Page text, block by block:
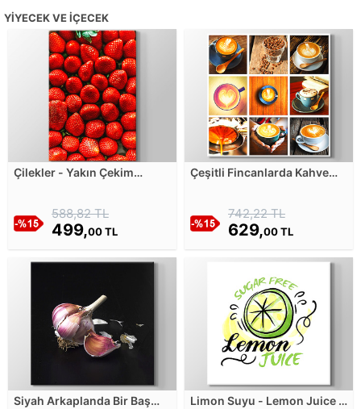
YIYECEK VE İÇECEK
Çilekler - Yakın Çekim
588,82 TL
499,00 TL
Çeşitli Fincanlarda Kahve
742,22 TL
629,00 TL
Siyah Arkaplanda Bir Baş
Limon Suyu - Lemon Juice -